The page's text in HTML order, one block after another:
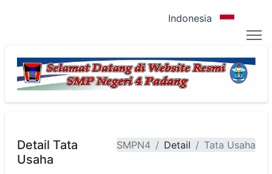
Indonesia
SMPN4 Detail Tata Usaha
Detail Tata
Usaha